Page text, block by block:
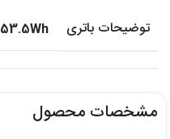
توضیحات باتری 53.5Wh
مشخصات محصول